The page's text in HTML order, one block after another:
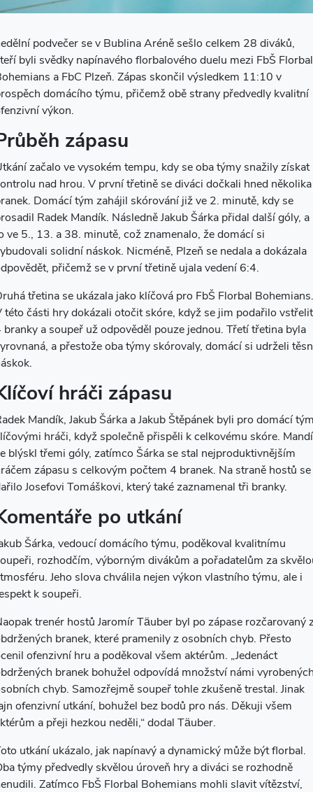
podvečer se v Bublina Aréně sešlo celkem 28 diváků,
byli svědky napínavého florbalového duelu mezi FbŠ Florbal
a FbC Plzeň. Zápas skončil výsledkem 11:10 v
domácího týmu, přičemž obě strany předvedly kvalitní
výkon.
zápasu
začalo ve vysokém tempu, kdy se oba týmy snažily získat
nad hrou. V první třetině se diváci dočkali hned několika
Domácí tým zahájil skórování již ve 2. minutě, kdy se
Radek Mandík. Následně Jakub Šárka přidal další góly, a
ve 5., 13. a 38. minutě, což znamenalo, že domácí si
solidní náskok. Nicméně, Plzeň se nedala a dokázala
přičemž se v první třetině ujala vedení 6:4.
třetina se ukázala jako klíčová pro FbŠ Florbal
této části hry dokázali otočit skóre, když se jim podařilo vstřelit
branky a soupeř už odpověděl pouze jednou. Třetí třetina byla
a přestože oba týmy skórovaly, domácí si udrželi
hráči zápasu
Mandík, Jakub Šárka a Jakub Štěpánek byli pro domácí
hráči, když společně přispěli k celkovému skóre.
blýskl třemi góly, zatímco Šárka se stal nejproduktivnějším
zápasu s celkovým počtem 4 branek. Na straně hostů se
Josefovi Tomáškovi, který také zaznamenal tři branky.
po utkání
Šárka, vedoucí domácího týmu, poděkoval kvalitnímu
rozhodčím, výborným divákům a pořadatelům za
Jeho slova chválila nejen výkon vlastního týmu, ale i
k soupeři.
trenér hostů Jaromír Täuber byl po zápase rozčarovaný
branek, které pramenily z osobních chyb. Přesto
ofenzivní hru a poděkoval všem aktérům. „Jedenáct
branek bohužel odpovídá množství námi
chyb. Samozřejmě soupeř tohle zkušeně trestal. Jinak
ofenzivní utkání, bohužel bez bodů pro nás. Děkuji všem
a přeji hezkou neděli,“ dodal Täuber.
Toto utkání ukázalo, jak napínavý a dynamický může být florbal.
týmy předvedly skvělou úroveň hry a diváci se rozhodně
Zatímco FbŠ Florbal Bohemians mohli slavit vítězství,